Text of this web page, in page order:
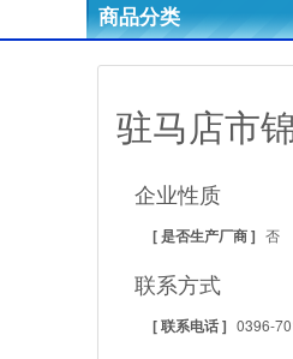
商品分类
驻马店市
企业性质
[ 是否生产厂商 ] 否
联系方式
[ 联系电话 ] 0396-